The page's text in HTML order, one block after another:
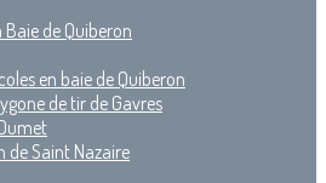
de Quiberon
en baie de Quiberon
de tir de Gavres
de Saint Nazaire